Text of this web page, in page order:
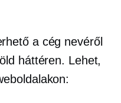
a cég nevéről
háttéren. Lehet,